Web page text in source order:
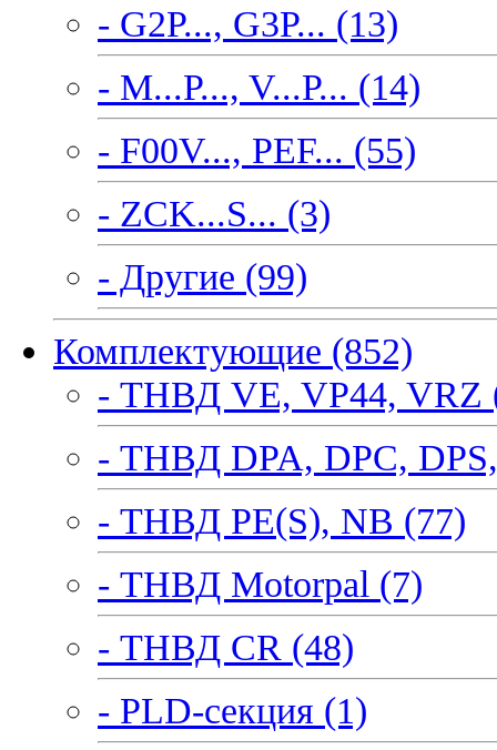
- G2P..., G3P... (13)
- M...P..., V...P... (14)
- F00V..., PEF... (55)
- ZCK...S... (3)
- Другие (99)
Комплектующие (852)
- ТНВД VE, VP44, VRZ
- ТНВД DPA, DPC,
- ТНВД PE(S), NB (77)
- ТНВД Motorpal (7)
- ТНВД CR (48)
- PLD-секция (1)